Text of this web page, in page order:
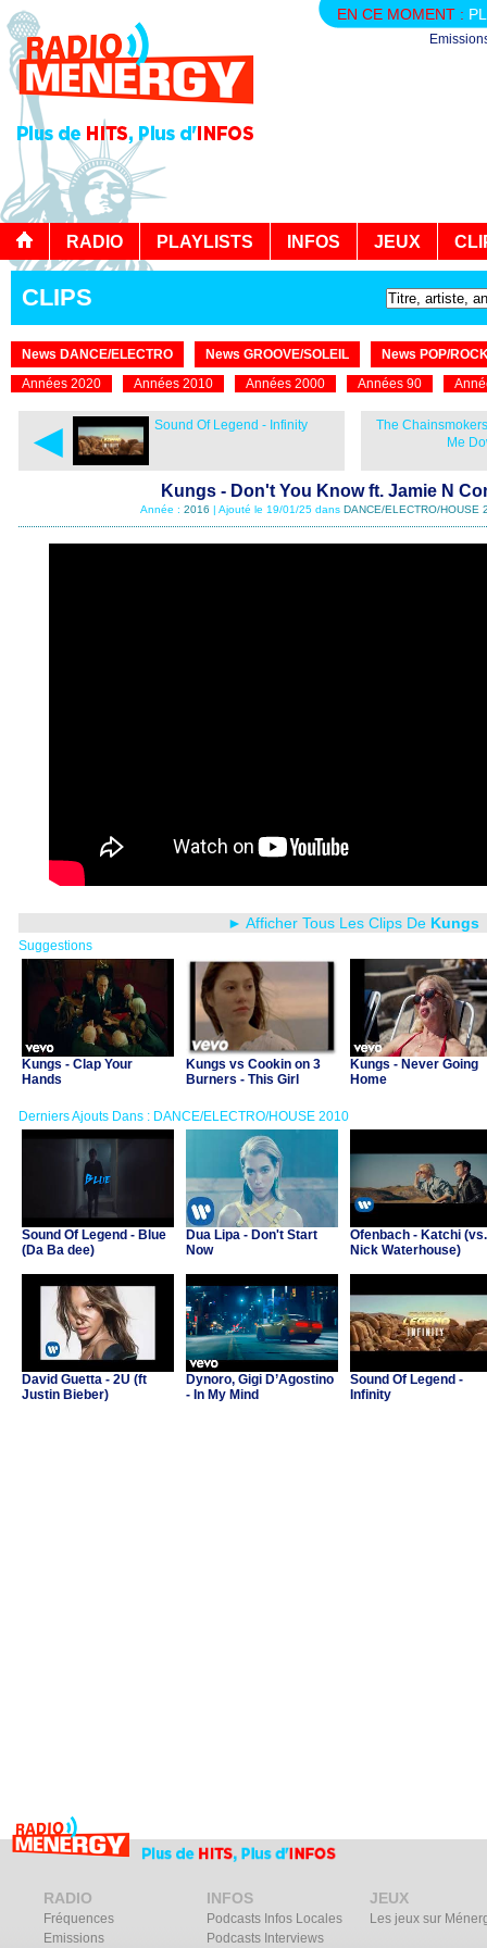
EN CE MOMENT :
RADIO PLAYLISTS INFOS JEUX
CLIPS
News DANCE/ELECTRO News GROOVE/SOLEIL
News POP/
Années 2020
Années 2010 Années 2000 Années 90
◄ Sound Of Legend - Infinity
The
Me
Kungs - Don't You Know ft. Jamie N
Année : 2016 | Ajouté le 19/01/25 dans DANCE/ELECTRO/HOUSE
► Afficher Tous Les Clips De Kungs
Suggestions
Kungs - Clap Your
Hands
Kungs vs Cookin on 3
Burners - This Girl
Kungs - Never Going
Home
Derniers Ajouts Dans : DANCE/ELECTRO/HOUSE 2010
Sound Of Legend - Blue
(Da Ba dee)
Dua Lipa - Don't Start
Now
Ofenbach - Katchi (vs.
Nick Waterhouse)
David Guetta - 2U (ft
Justin Bieber)
Dynoro, Gigi D’Agostino
- In My Mind
Sound Of Legend -
Infinity
RADIO
Fréquences
Emissions
INFOS
Podcasts Infos Locales
Podcasts Interviews
JEUX
Les jeux sur